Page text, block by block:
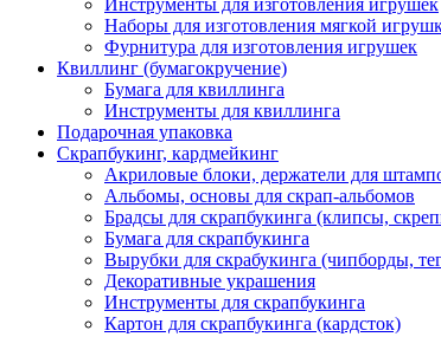
Инструменты для изготовления игрушек
Наборы для изготовления мягкой
Фурнитура для изготовления игрушек
Квиллинг (бумагокручение)
Бумага для квиллинга
Инструменты для квиллинга
Подарочная упаковка
Скрапбукинг, кардмейкинг
Акриловые блоки, держатели для
Альбомы, основы для скрап-альбомов
Брадсы для скрапбукинга (клипсы,
Бумага для скрапбукинга
Вырубки для скрабукинга (чипборды,
Декоративные украшения
Инструменты для скрапбукинга
Картон для скрапбукинга (кардсток)